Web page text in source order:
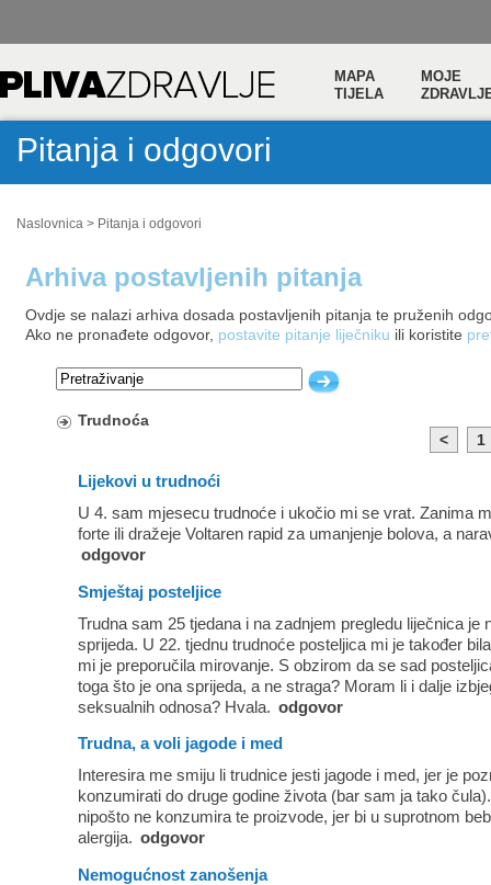
MAPA
TIJELA
MOJE
Pitanja i odgovori
Naslovnica > Pitanja i odgovori
Arhiva postavljenih pitanja
Ovdje se nalazi arhiva dosada postavljenih pitanja te pruženih
Ako ne pronađete odgovor, postavite pitanje liječniku ili koristite
Trudnoća
<
1
Lijekovi u trudnoći
U 4. sam mjesecu trudnoće i ukočio mi se vrat. Zanima
forte ili dražeje Voltaren rapid za umanjenje bolova, a
odgovor
Smještaj posteljice
Trudna sam 25 tjedana i na zadnjem pregledu liječnica je
sprijeda. U 22. tjednu trudnoće posteljica mi je također
mi je preporučila mirovanje. S obzirom da se sad
toga što je ona sprijeda, a ne straga? Moram li i dalje
seksualnih odnosa? Hvala. odgovor
Trudna, a voli jagode i med
Interesira me smiju li trudnice jesti jagode i med, jer je
konzumirati do druge godine života (bar sam ja tako
nipošto ne konzumira te proizvode, jer bi u suprotnom
alergija. odgovor
Nemogućnost zanošenja